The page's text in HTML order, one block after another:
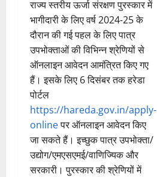
राज्य स्तरीय ऊर्जा संरक्षण पुरस्कार में
भागीदारी के लिए वर्ष 2024-25 के
दौरान की गई पहल के लिए पात्र
उपभोक्ताओं की विभिन्न श्रेणियों से
ऑनलाइन आवेदन आमंत्रित किए गए
हैं। इसके लिए 6 दिसंबर तक हरेडा
पोर्टल
https://hareda.gov.in/apply-
onlineपर ऑनलाइन आवेदन किए
जा सकते हैं। इच्छुक पात्र उपभोक्ता/
उद्योग/एमएसएमई/वाणिज्यिक और
सरकारी। पुरस्कार की श्रेणियों में